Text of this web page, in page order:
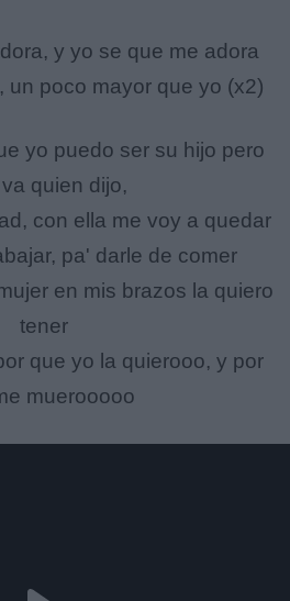
y yo se que me adora
un poco mayor que yo (x2)
yo puedo ser su hijo pero
quien dijo,
con ella me voy a quedar
pa' darle de comer
en mis brazos la quiero
tener
que yo la quierooo, y por
muerooooo